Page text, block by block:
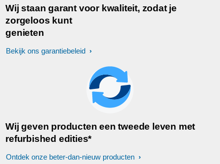
Wij staan garant voor kwaliteit, zodat je
zorgeloos kunt
genieten
Bekijk ons garantiebeleid
Wij geven producten een tweede leven met
refurbished edities*
Ontdek onze beter-dan-nieuw producten